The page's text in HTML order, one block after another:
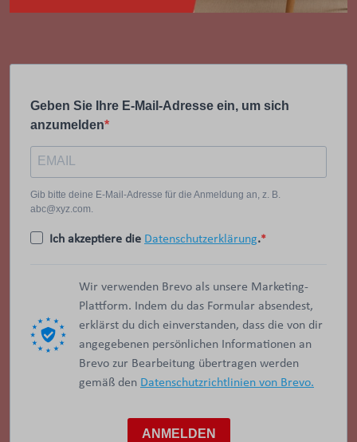
Geben Sie Ihre E-Mail-Adresse ein, um sich
anzumelden
Gib bitte deine E-Mail-Adresse für die Anmeldung an, z. B.
abc@xyz.com.
Ich akzeptiere die Datenschutzerklärung.
Wir verwenden Brevo als unsere Marketing-
Plattform. Indem du das Formular absendest,
erklärst du dich einverstanden, dass die von dir
angegebenen persönlichen Informationen an
Brevo zur Bearbeitung übertragen werden
gemäß den Datenschutzrichtlinien von Brevo.
ANMELDEN